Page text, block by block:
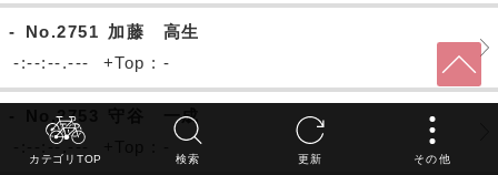
- No.2751 加藤 高生
-:--:--.---
+Top : -
No.2753
守谷 一成
-:--:--.---
カテゴリTOP 検索 更新 その他